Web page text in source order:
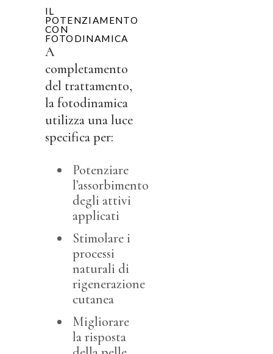
IL
POTENZIAMENTO
CON
FOTODINAMICA
A
completamento
del trattamento,
la fotodinamica
utilizza una luce
specifica per:
Potenziare
l’assorbimento
degli attivi
applicati
Stimolare i
processi
naturali di
rigenerazione
cutanea
Migliorare
la risposta